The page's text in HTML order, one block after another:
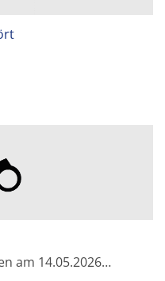
am 14.05.2026…